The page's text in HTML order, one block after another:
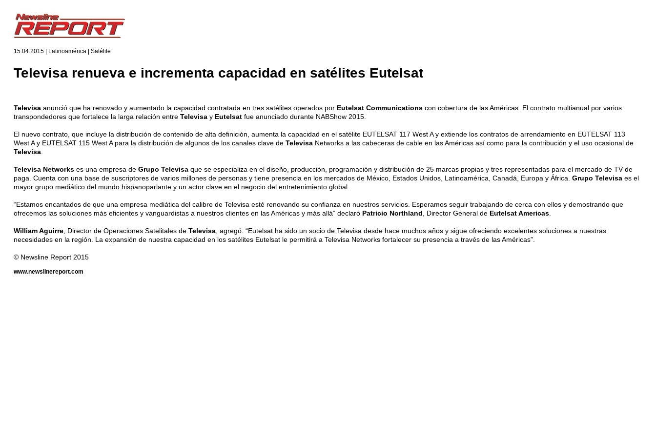
15.04.2015 | Latinoamérica | Satélite
Televisa renueva e incrementa capacidad en satélites Eutelsat
Televisa anunció que ha renovado y aumentado la capacidad contratada en tres satélites operados por Eutelsat Communications con cobertura de las Américas. El contrato multianual por varios
transpondedores que fortalece la larga relación entre Televisa y Eutelsat fue anunciado durante NABShow 2015.
El nuevo contrato, que incluye la distribución de contenido de alta definición, aumenta la capacidad en el satélite EUTELSAT 117 West A y extiende los contratos de arrendamiento en EUTELSAT 113
West A y EUTELSAT 115 West A para la distribución de algunos de los canales clave de Televisa Networks a las cabeceras de cable en las Américas así como para la contribución y el uso ocasional de
Televisa
Televisa Networks es una empresa de Grupo Televisa que se especializa en el diseño, producción, programación y distribución de 25 marcas propias y tres representadas para el mercado de TV de
paga. Cuenta con una base de suscriptores de varios millones de personas y tiene presencia en los mercados de México, Estados Unidos, Latinoamérica, Canadá, Europa y África. Grupo Televisa es el
mayor grupo mediático del mundo hispanoparlante y un actor clave en el negocio del entretenimiento global.
“Estamos encantados de que una empresa mediática del calibre de Televisa esté renovando su confianza en nuestros servicios. Esperamos seguir trabajando de cerca con ellos y demostrando que
ofrecemos las soluciones más eficientes y vanguardistas a nuestros clientes en las Américas y más allá” declaró Patricio Northland , Director General de Eutelsat Americas
William Aguirre , Director de Operaciones Satelitales de Televisa , agregó: “Eutelsat ha sido un socio de Televisa desde hace muchos años y sigue ofreciendo excelentes soluciones a nuestras
necesidades en la región. La expansión de nuestra capacidad en los satélites Eutelsat le permitirá a Televisa Networks fortalecer su presencia a través de las Américas”.
© Newsline Report 2015
www.newslinereport.com